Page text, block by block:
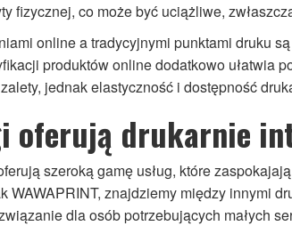
fizycznej, co może być uciążliwe,
online a tradycyjnymi punktami druku
produktów online dodatkowo ułatwia
jednak elastyczność i dostępność
oferują drukarnie
szeroką gamę usług, które
WAWAPRINT, znajdziemy między innymi
dla osób potrzebujących małych